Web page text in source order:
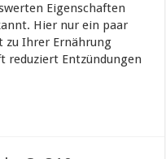
Eigenschaften
Hier nur ein paar
zu Ihrer Ernährung
reduziert Entzündungen